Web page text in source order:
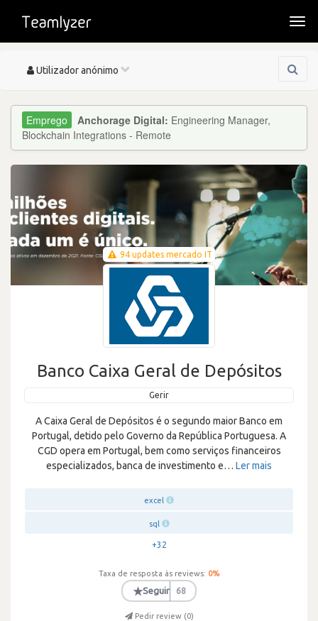
Toggle
Utilizador anónimo
Anchorage Digital: Engineering Manager,
Blockchain Integrations - Remote
94 updates mercado IT
Banco Caixa Geral de Depósitos
Gerir
A Caixa Geral de Depósitos é o segundo maior Banco em
Portugal, detido pelo Governo da República Portuguesa. A
CGD opera em Portugal, bem como serviços financeiros
especializados, banca de investimento e… Ler mais
excel
sql
+32
Taxa de resposta às reviews: 0%
★Seguir 68
Pedir review (0)